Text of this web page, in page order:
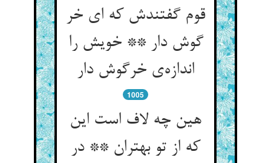
قوم گفتندش که ای خر
گوش دار ** خویش را
اندازه‌‌ی خرگوش دار
1005
هین چه لاف است این
که از تو بهتران ** در